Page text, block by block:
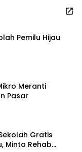
Pemilu Hijau
Meranti
Pasar
Gratis
Minta Rehab